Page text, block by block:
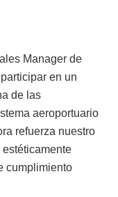
Manager de
en un
de las
aeroportuario
refuerza nuestro
cumplimiento